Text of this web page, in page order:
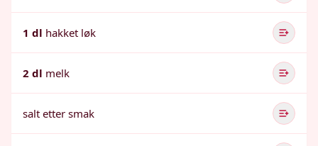
1 dl hakket løk
2 dl melk
salt etter smak